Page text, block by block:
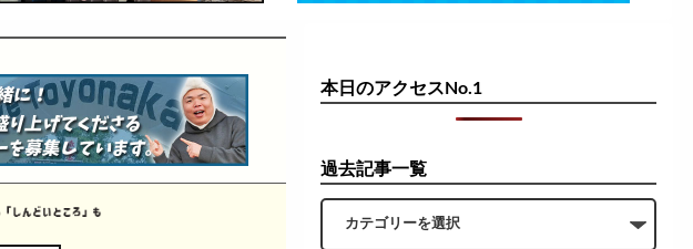
本日のアクセスNo.1
過去記事一覧